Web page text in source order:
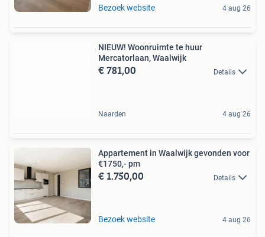
Bezoek website 4 aug 26
NIEUW! Woonruimte te huur
Mercatorlaan, Waalwijk
€ 781,00 Details
Naarden 4 aug 26
Appartement in Waalwijk gevonden voor
€1750,- pm
€ 1.750,00 Details
Bezoek website 4 aug 26